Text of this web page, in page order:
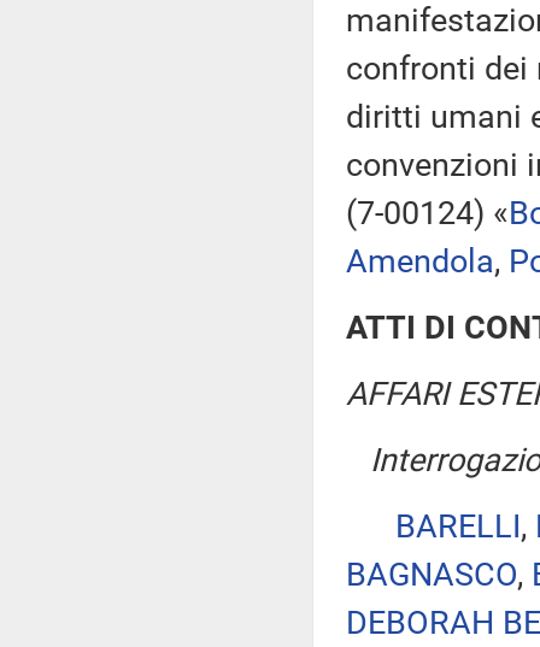
confronti dei
diritti umani
convenzioni
(7-00124) «
Amendola,
ATTI DI
AFFARI
BARELLI,
BAGNASCO,
DEBORAH